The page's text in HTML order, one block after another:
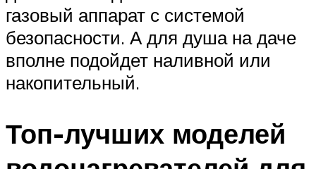
газовый аппарат с системой
безопасности. А для душа на даче
вполне подойдет наливной или
накопительный.
Топ-лучших моделей